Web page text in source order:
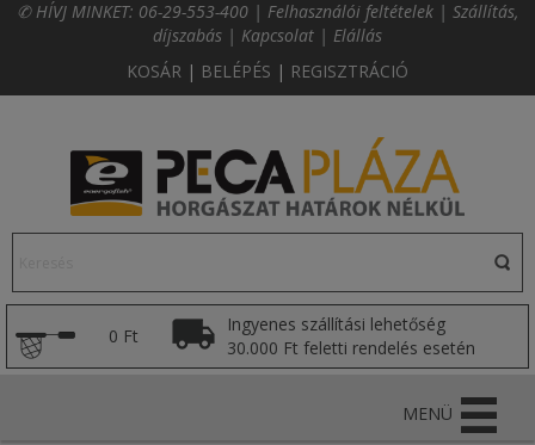
✆ HÍVJ MINKET: 06-29-553-400 | Felhasználói feltételek | Szállítás,
díjszabás | Kapcsolat | Elállás
KOSÁR | BELÉPÉS | REGISZTRÁCIÓ
0 Ft
Ingyenes szállítási lehetőség
30.000 Ft feletti rendelés esetén
MENÜ